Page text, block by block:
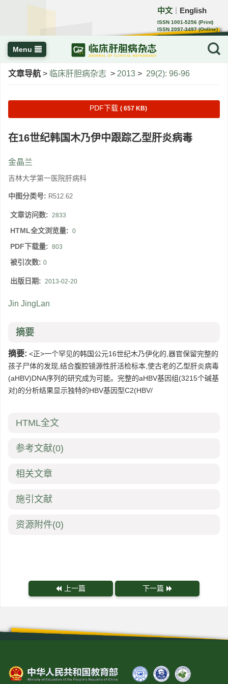
中文 English
ISSN 1001-5256 (Print)
ISSN 2097-3497 (Online)
CN 22-1108/R
Menu
文章导航 > 临床肝胆病杂志 > 2013 > 29(2): 96-96
PDF下载 ( 657 KB)
在16世纪韩国木乃伊中跟踪乙型肝炎病毒
金晶兰
吉林大学第一医院肝病科
中图分类号: R512.62
文章访问数: 2833
HTML全文浏览量: 0
PDF下载量: 803
被引次数: 0
出版日期: 2013-02-20
Jin JingLan
摘要
摘要: <正>一个罕见的韩国公元16世纪木乃伊化的,器官保留完整的
孩子尸体的发现,结合腹腔镜源性肝活检标本,使古老的乙型肝炎病毒
(aHBV)DNA序列的研究成为可能。完整的aHBV基因组(3215个碱基
对)的分析结果显示独特的HBV基因型C2(HBV/
HTML全文
参考文献(0)
相关文章
施引文献
资源附件(0)
上一篇 下一篇